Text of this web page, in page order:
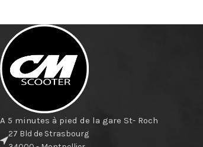
A 5 minutes à pied de la gare St- Roch
27 Bld de Strasbourg